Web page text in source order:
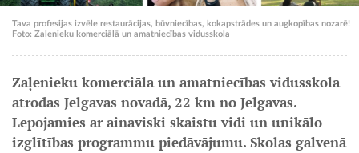
Tava profesijas izvēle restaurācijas, būvniecības, kokapstrādes un augkopības nozarē!
Foto: Zaļenieku komerciālā un amatniecības vidusskola
Zaļenieku komerciāla un amatniecības vidusskola
atrodas Jelgavas novadā, 22 km no Jelgavas.
Lepojamies ar ainaviski skaistu vidi un unikālo
izglītības programmu piedāvājumu. Skolas galvenā